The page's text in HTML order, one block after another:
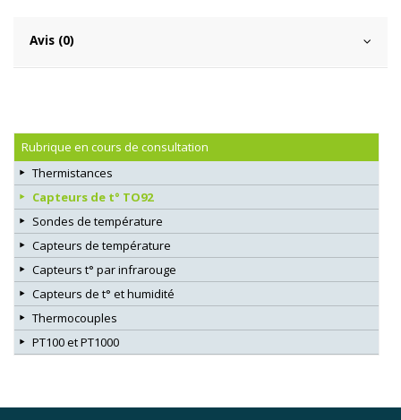
Avis (0)
Rubrique en cours de consultation
Thermistances
Capteurs de t° TO92
Sondes de température
Capteurs de température
Capteurs t° par infrarouge
Capteurs de t° et humidité
Thermocouples
PT100 et PT1000